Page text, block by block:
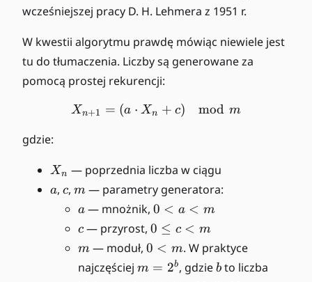
wcześniejszej pracy D. H. Lehmera z 1951 r.
W kwestii algorytmu prawdę mówiąc niewiele jest
tu do tłumaczenia. Liczby są generowane za
pomocą prostej rekurencji:
X_{n+1} = (a \cdot X_n
Xn+1 = (a ⋅ Xn + c) mod m
gdzie:
X
_
n
Xn — poprzednia liczba w ciągu
a
a, c
c, m
m — parametry generatora:
a
a — mnożnik, 0
<
<
m
0 < a < m
c
c — przyrost, 0
\l
q
0 ≤ c < m
m
m — moduł, 0
<
0 < m. W praktyce
najczęściej m
m = 2b, gdzieb
bto liczba